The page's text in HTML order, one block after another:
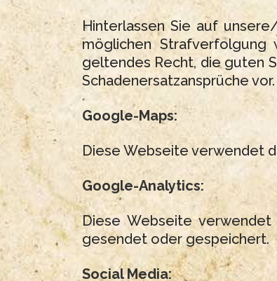
Hinterlassen Sie auf
möglichen
geltendes Recht, die guten
Schadenersatzansprüche vor.
Google-Maps:
Diese Webseite verwendet
Google-Analytics:
Diese Webseite
gesendet oder gespeichert.
Social Media: